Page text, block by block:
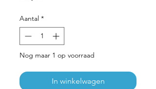
Aantal *
Nog maar 1 op voorraad
In winkelwagen